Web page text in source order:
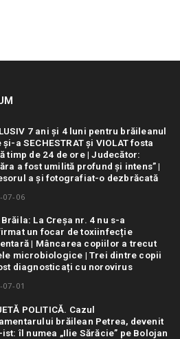
7 ani și 4 luni pentru brăileanul
a SECHESTRAT și VIOLAT fosta
timp de 24 de ore | Judecător:
a fost umilită profund și intens” |
a și fotografiat-o dezbrăcată
07-06
Brăila: La Creșa nr. 4 nu s-a
un focar de toxiinfecție
| Mâncarea copiilor a trecut
microbiologice | Trei dintre copii
diagnosticați cu norovirus
07-01
POLITICĂ. Cazul
brăilean Petrea, devenit
ist: îl numea „Ilie Sărăcie” pe Bolojan